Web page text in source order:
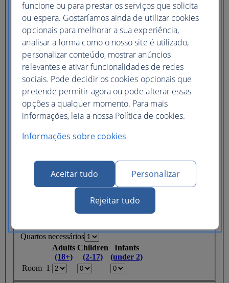
Preço mais baixo
Bilhete
(Classe executiva no RU)
Adultos
(16+)
Jovens adultos
(12-15)
Crianças
(2-11)
Bebés
(menos de 2 anos)
Quartos necessários
Adults
(18+)
Children
(2-17)
Infants
(under 2)
Room 1
funcione ou para prestar os serviços que solicita
ou espera. Gostaríamos ainda de utilizar cookies
opcionais para melhorar a sua experiência,
analisar a forma como o nosso site é utilizado,
personalizar conteúdo, mostrar anúncios
relevantes e ativar funcionalidades de redes
sociais. Pode decidir os cookies opcionais que
pretende permitir agora ou pode alterar essas
opções a qualquer momento. Para mais
informações, leia a nossa Política de cookies.
Informações sobre cookies
Aceitar tudo Personalizar
Rejeitar tudo